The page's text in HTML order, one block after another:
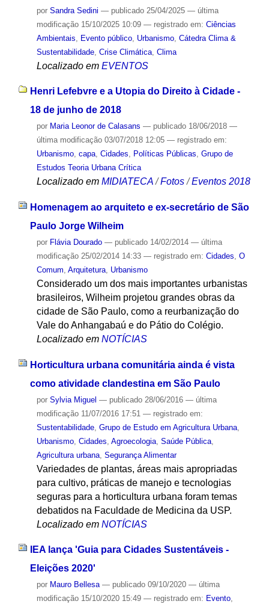
por Sandra Sedini — publicado25/04/2025 — última
modificação15/10/2025 10:09 — registrado em: Ciências
Ambientais
Evento público, Urbanismo, Cátedra Clima &
Sustentabilidade, Crise Climática, Clima
Localizado em EVENTOS
Henri Lefebvre e a Utopia do Direito à Cidade -
18 de junho de 2018
por Maria Leonor de Calasans — publicado18/06/2018 —
última modificação03/07/2018 12:05 — registrado em:
Urbanismo, capa, Cidades, Políticas Públicas, Grupo de
Estudos Teoria Urbana Crítica
Localizado em MIDIATECA /Fotos /Eventos 2018
Homenagem ao arquiteto e ex-secretário de São
Paulo Jorge Wilheim
por Flávia Dourado — publicado14/02/2014 — última
modificação25/02/2014 14:33 — registrado em: Cidades, O
Comum, Arquitetura, Urbanismo
Considerado um dos mais importantes urbanistas
brasileiros, Wilheim projetou grandes obras da
cidade de São Paulo, como a reurbanização do
Vale do Anhangabaú e do Pátio do Colégio.
Localizado em NOTÍCIAS
Horticultura urbana comunitária ainda é vista
como atividade clandestina em São Paulo
por Sylvia Miguel — publicado28/06/2016 — última
modificação11/07/2016 17:51 — registrado em:
Sustentabilidade, Grupo de Estudo em Agricultura Urbana,
Urbanismo, Cidades Agroecologia, Saúde Pública,
Agricultura urbana, Segurança Alimentar
Variedades de plantas, áreas mais apropriadas
para cultivo, práticas de manejo e tecnologias
seguras para a horticultura urbana foram temas
debatidos na Faculdade de Medicina da USP.
Localizado em NOTÍCIAS
IEA lança 'Guia para Cidades Sustentáveis -
Eleições 2020'
por Mauro Bellesa — publicado09/10/2020 — última
modificação15/10/2020 15:49 — registrado em: Evento,